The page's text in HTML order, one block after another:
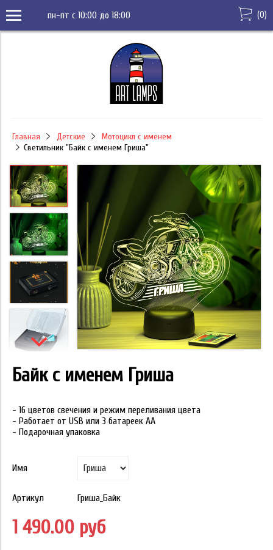
пн-пт с 10:00 до 18:00 (0)
Главная Детские
Мотоцикл с именем
Светильник "Байк с именем Гриша"
Байк с именем Гриша
- 16 цветов свечения и режим переливания цвета
- Работает от USB или 3 батареек АА
- Подарочная упаковка
Имя
Артикул Гриша_Байк
1 490.00 руб